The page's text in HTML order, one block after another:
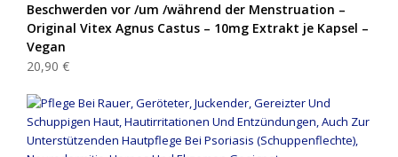
Beschwerden vor /um /während der Menstruation –
Original Vitex Agnus Castus – 10mg Extrakt je Kapsel –
Vegan
20,90 €